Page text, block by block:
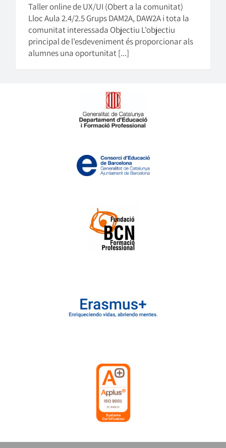
Taller online de UX/UI (Obert a la comunitat)
Lloc Aula 2.4/2.5 Grups DAM2A, DAW2A i tota la
comunitat interessada Objectiu L'objectiu
principal de l'esdeveniment és proporcionar als
alumnes una oportunitat [...]